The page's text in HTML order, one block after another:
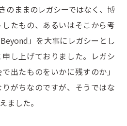
のままのレガシーではなく、博
たもの、あるいはそこから考
」を大事にレガシーとし
し上げておりました。レガシ
出たものをいかに残すのか」
がちなのですが、そうではな
ました。